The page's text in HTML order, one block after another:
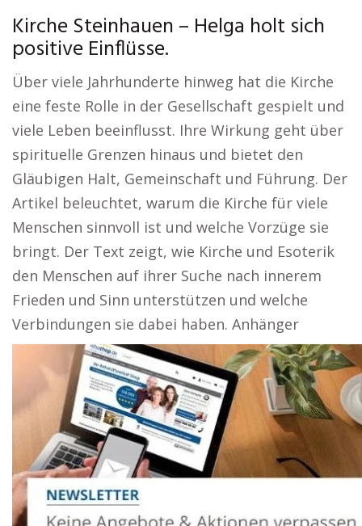
Kirche Steinhauen – Helga holt sich
positive Einflüsse.
Über viele Jahrhunderte hinweg hat die Kirche
eine feste Rolle in der Gesellschaft gespielt und
viele Leben beeinflusst. Ihre Wirkung geht über
spirituelle Grenzen hinaus und bietet den
Gläubigen Halt, Gemeinschaft und Führung. Der
Artikel beleuchtet, warum die Kirche für viele
Menschen sinnvoll ist und welche Vorzüge sie
bringt. Der Text zeigt, wie Kirche und Esoterik
den Menschen auf ihrer Suche nach innerem
Frieden und Sinn unterstützen und welche
Verbindungen sie dabei haben. Anhänger